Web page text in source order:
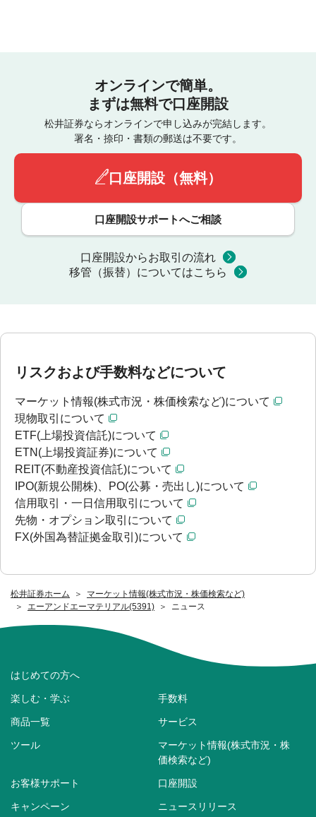
松井証券ホーム
マーケット情報(株式市況・株価検索など)
エーアンドエーマテリアル(5391)
ニュース
オンラインで簡単。
まずは無料で口座開設
松井証券ならオンラインで申し込みが完結します。
署名・捺印・書類の郵送は不要です。
口座開設（無料）
口座開設サポートへご相談
口座開設からお取引の流れ
移管（振替）についてはこちら
リスクおよび手数料などについて
マーケット情報(株式市況・株価検索など)について
現物取引について
ETF(上場投資信託)について
ETN(上場投資証券)について
REIT(不動産投資信託)について
IPO(新規公開株)、PO(公募・売出し)について
信用取引・一日信用取引について
先物・オプション取引について
FX(外国為替証拠金取引)について
はじめての方へ
楽しむ・学ぶ 手数料
商品一覧 サービス
ツール
マーケット情報(株式市況・株
価検索など)
お客様サポート 口座開設
キャンペーン ニュースリリース